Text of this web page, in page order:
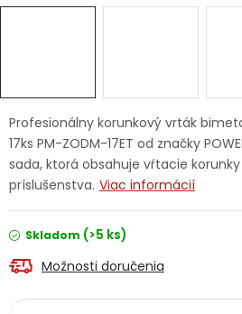
Doprava a platba Váš
Kontakty
Reklamačný formulár
Profesionálny korunkový vrták
17ks PM-ZODM-17ET od značky
sada, ktorá obsahuje vŕtacie
príslušenstva. Viac informácií
Skladom (>5 ks)
Možnosti doručenia